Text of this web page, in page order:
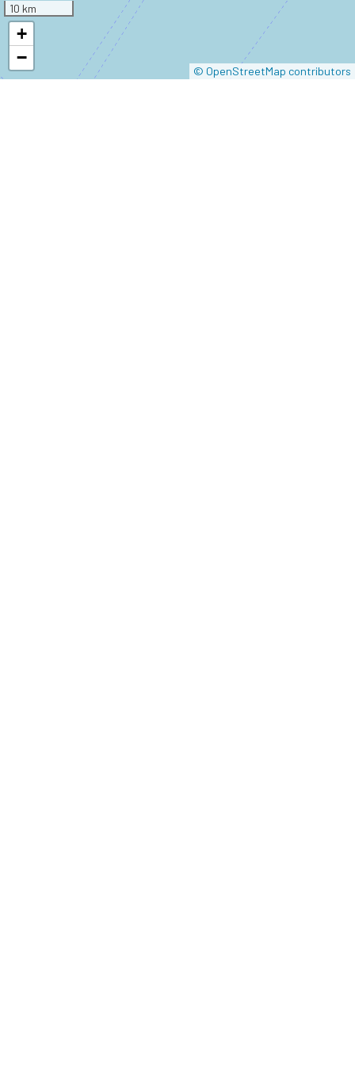
10 km
+
−
© OpenStreetMap contributors